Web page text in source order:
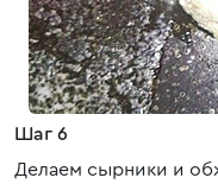
Шаг 6
Делаем сырники и